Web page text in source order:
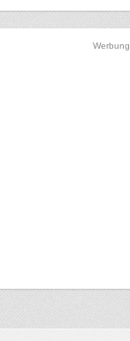
Werbung